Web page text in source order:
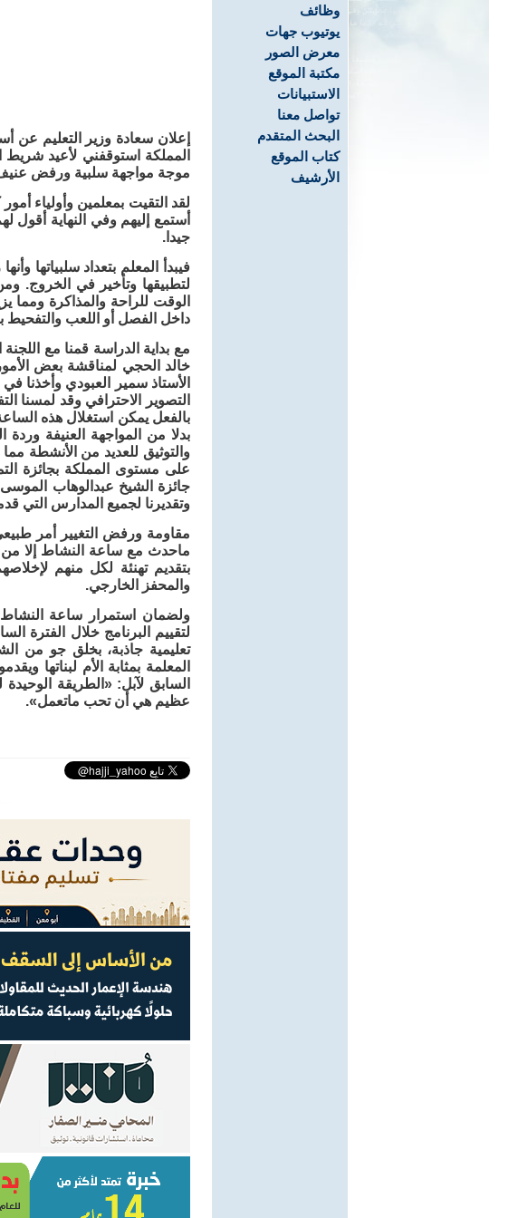
وظائف
يوتيوب جهات
معرض الصور
مكتبة الموقع
الاستبيانات
تواصل معنا
البحث المتقدم
كتاب الموقع
الأرشيف
إعلان سعادة وزير التعليم عن
المملكة استوقفني لأعيد شريط
موجة مواجهة سلبية ورفض عنيف
لقد التقيت بمعلمين وأولياء
أستمع إليهم وفي النهاية أقول
جيدا.
فيبدأ المعلم بتعداد سلبياتها
لتطبيقها وتأخير في الخروج.
الوقت للراحة والمذاكرة ومما
داخل الفصل أو اللعب
مع بداية الدراسة قمنا مع اللجنة
خالد الحجي لمناقشة بعض
الأستاذ سمير العبودي وأخذنا
التصوير الاحترافي وقد لمسنا
بالفعل يمكن استغلال هذه
بدلا من المواجهة العنيفة
والتوثيق للعديد من الأنشطة
على مستوى المملكة بجائزة
جائزة الشيخ عبدالوهاب
وتقديرنا لجميع المدارس التي
مقاومة ورفض التغيير أمر
ماحدث مع ساعة النشاط إلا من
بتقديم تهنئة لكل منهم
والمحفز الخارجي.
ولضمان استمرار ساعة النشاط
لتقييم البرنامج خلال الفترة
تعليمية جاذبة، بخلق جو من
المعلمة بمثابة الأم لبناتها
السابق لآبل: «الطريقة
عظيم هي أن تحب ماتعمل».